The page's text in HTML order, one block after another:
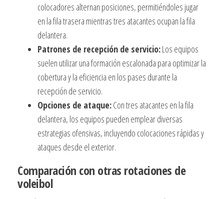
colocadores alternan posiciones, permitiéndoles jugar
en la fila trasera mientras tres atacantes ocupan la fila
delantera.
Patrones de recepción de servicio:Los equipos
suelen utilizar una formación escalonada para optimizar la
cobertura y la eficiencia en los pases durante la
recepción de servicio.
Opciones de ataque:Con tres atacantes en la fila
delantera, los equipos pueden emplear diversas
estrategias ofensivas, incluyendo colocaciones rápidas y
ataques desde el exterior.
Comparación con otras rotaciones de
voleibol